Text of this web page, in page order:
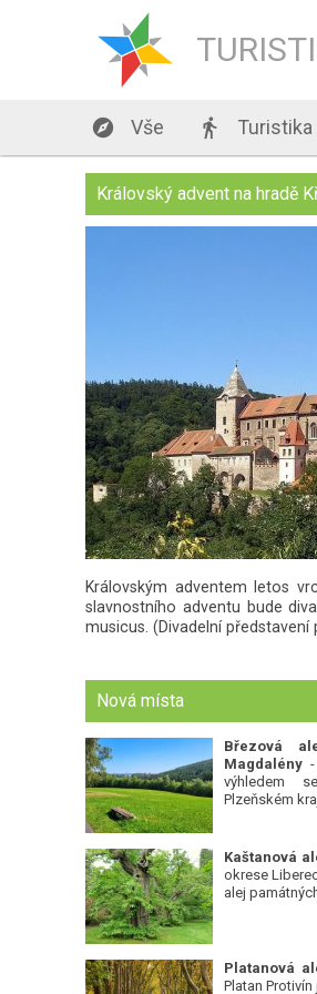
 Vše  Turistika
Královský advent na hradě
Královským adventem letos
slavnostního adventu bude
musicus. (Divadelní představení
Nová místa
Březová
Magdalény-
výhledem
Plzeňském
Kaštanová
okrese
alej
Platan